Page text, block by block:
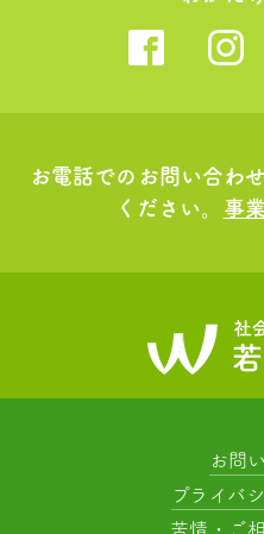
お電話でのお問い合わ
ください。 事
お問
プライバ
苦情・ご